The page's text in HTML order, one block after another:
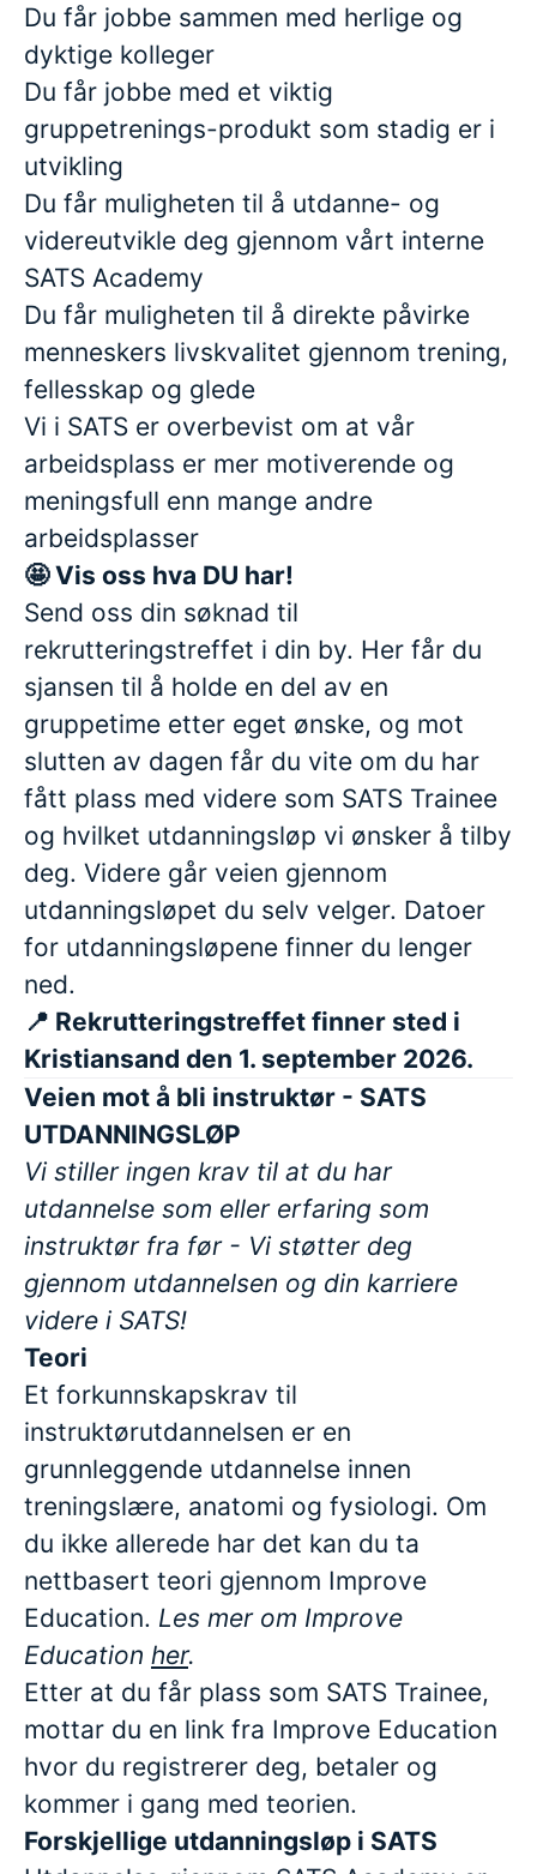
Du får jobbe sammen med herlige og
dyktige kolleger
Du får jobbe med et viktig
gruppetrenings-produkt som stadig er i
utvikling
Du får muligheten til å utdanne- og
videreutvikle deg gjennom vårt interne
SATS Academy
Du får muligheten til å direkte påvirke
menneskers livskvalitet gjennom trening,
fellesskap og glede
Vi i SATS er overbevist om at vår
arbeidsplass er mer motiverende og
meningsfull enn mange andre
arbeidsplasser
🤩 Vis oss hva DU har!
Send oss din søknad til
rekrutteringstreffet i din by. Her får du
sjansen til å holde en del av en
gruppetime etter eget ønske, og mot
slutten av dagen får du vite om du har
fått plass med videre som SATS Trainee
og hvilket utdanningsløp vi ønsker å tilby
deg. Videre går veien gjennom
utdanningsløpet du selv velger. Datoer
for utdanningsløpene finner du lenger
ned.
📍 Rekrutteringstreffet finner sted i
Kristiansand den 1. september 2026.
Veien mot å bli instruktør - SATS
UTDANNINGSLØP
Vi stiller ingen krav til at du har
utdannelse som eller erfaring som
instruktør fra før - Vi støtter deg
gjennom utdannelsen og din karriere
videre i SATS!
Teori
Et forkunnskapskrav til
instruktørutdannelsen er en
grunnleggende utdannelse innen
treningslære, anatomi og fysiologi. Om
du ikke allerede har det kan du ta
nettbasert teori gjennom Improve
Education. Les mer om Improve
Education her.
Etter at du får plass som SATS Trainee,
mottar du en link fra Improve Education
hvor du registrerer deg, betaler og
kommer i gang med teorien.
Forskjellige utdanningsløp i SATS